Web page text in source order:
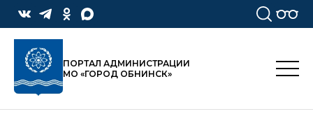
ПОРТАЛ АДМИНИСТРАЦИИ
МО «ГОРОД ОБНИНСК»